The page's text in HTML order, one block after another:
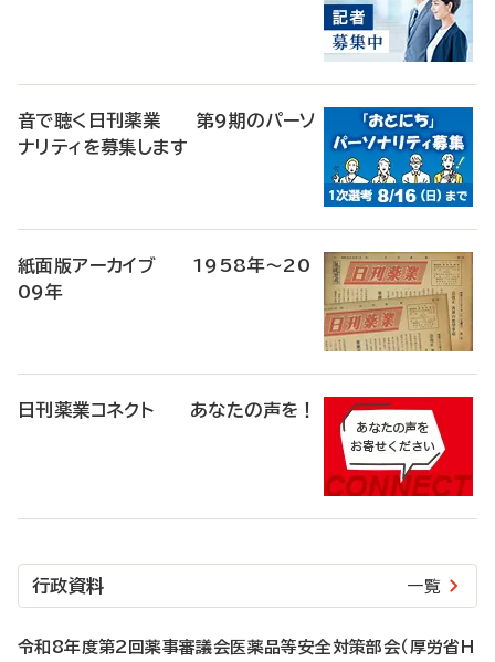
音で聴く日刊薬業 第9期のパーソ
ナリティを募集します
紙面版アーカイブ 1958年～20
09年
日刊薬業コネクト あなたの声を！
行政資料 一覧
令和8年度第2回薬事審議会医薬品等安全対策部会（厚労省H